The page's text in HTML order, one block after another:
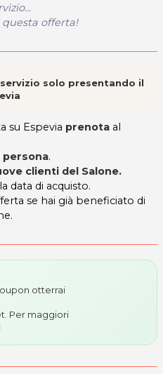
offerta!
solo presentando il
su Espevia prenota al
persona.
clienti del Salone.
data di acquisto.
se hai già beneficiato di
otterrai
Per maggiori